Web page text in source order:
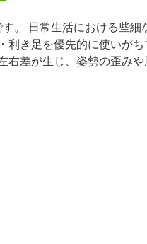
。 日常生活における些細
利き足を優先的に使いが
右差が生じ、姿勢の歪み